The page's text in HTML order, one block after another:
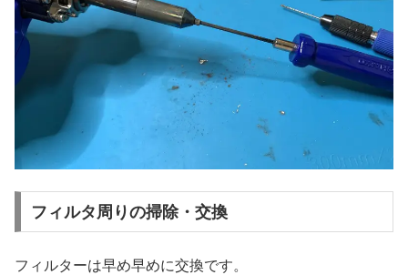
フィルタ周りの掃除・交換
フィルターは早め早めに交換です。